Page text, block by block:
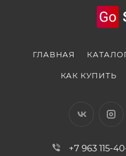
ГЛАВНАЯ
КАК КУПИТЬ
+7 963 115-